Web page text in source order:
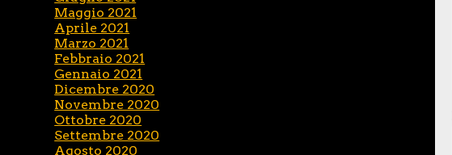
Maggio 2021
Aprile 2021
Marzo 2021
Febbraio 2021
Gennaio 2021
Dicembre 2020
Novembre 2020
Ottobre 2020
Settembre 2020
Agosto 2020